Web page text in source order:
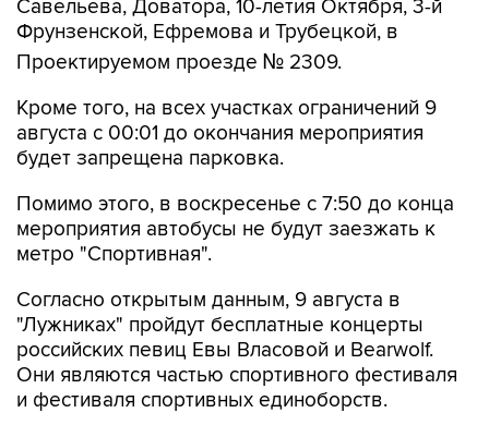
Проектируемом проезде № 2309.
Кроме того, на всех участках ограничений 9
будет запрещена парковка.
Помимо этого, в воскресенье с 7:50 до конца
метро "Спортивная".
Согласно открытым данным, 9 августа в
российских певиц Евы Власовой и Bearwolf.
Они являются частью спортивного фестиваля
и фестиваля спортивных единоборств.
Фрунзенская Лужники